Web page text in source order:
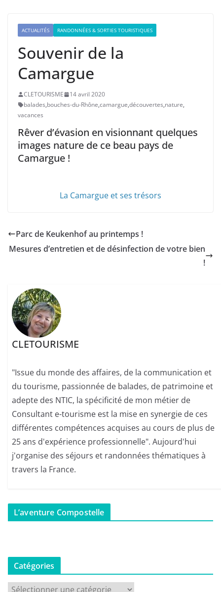
ACTUALITÉS RANDONNÉES & SORTIES TOURISTIQUES
Souvenir de la
Camargue
CLETOURISME
14 avril 2020
balades,bouches-du-Rhône,camargue,découvertes,nature,
vacances
Rêver d’évasion en visionnant quelques
images nature de ce beau pays de
Camargue !
La Camargue et ses trésors
Parc de Keukenhof au printemps !
Mesures d’entretien et de désinfection de votre bien
!
CLETOURISME
"Issue du monde des affaires, de la communication et
du tourisme, passionnée de balades, de patrimoine et
adepte des NTIC, la spécificité de mon métier de
Consultant e-tourisme est la mise en synergie de ces
différentes compétences acquises au cours de plus de
25 ans d'expérience professionnelle". Aujourd'hui
j'organise des séjours et randonnées thématiques à
travers la France.
L’aventure Compostelle
Catégories